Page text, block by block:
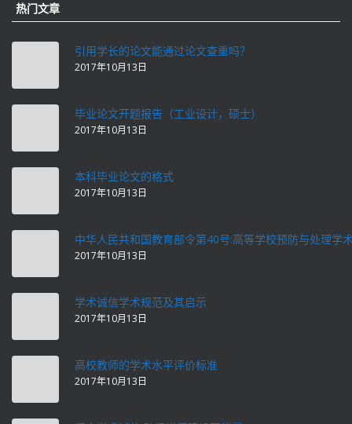
热门文章
引用学长的论文能通过论文查重吗？
2017年10月13日
毕业论文开题报告（工业设计，硕士）
2017年10月13日
本科毕业论文的格式
2017年10月13日
中华人民共和国教育部令第40号:高等学校预防与处理学
2017年10月13日
学术诚信学术规范及其启示
2017年10月13日
高校教师的学术水平评价标准
2017年10月13日